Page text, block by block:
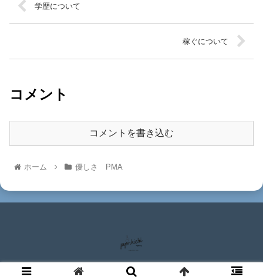
学歴について
稼ぐについて
コメント
コメントを書き込む
ホーム 優しさ PMA